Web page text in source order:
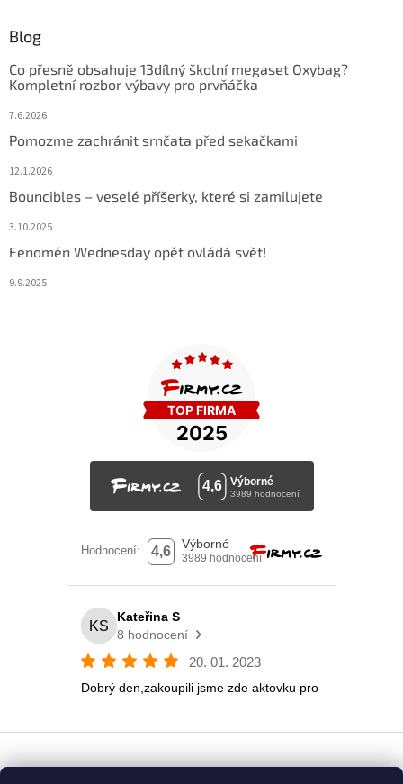
Blog
Co přesně obsahuje 13dílný školní megaset Oxybag?
Kompletní rozbor výbavy pro prvňáčka
7.6.2026
Pomozme zachránit srnčata před sekačkami
12.1.2026
Bouncibles – veselé příšerky, které si zamilujete
3.10.2025
Fenomén Wednesday opět ovládá svět!
9.9.2025